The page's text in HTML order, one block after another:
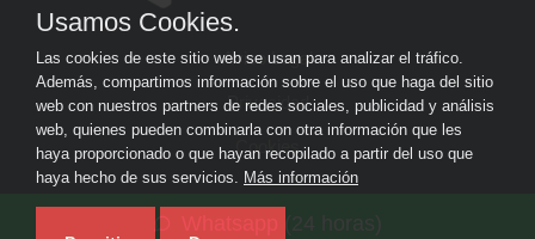
Aviso Legal
Privacidad
Cookies
Usamos Cookies.
Las cookies de este sitio web se usan para analizar el tráfico.
Además, compartimos información sobre el uso que haga del sitio
web con nuestros partners de redes sociales, publicidad y análisis
web, quienes pueden combinarla con otra información que les
haya proporcionado o que hayan recopilado a partir del uso que
haya hecho de sus servicios. Más información